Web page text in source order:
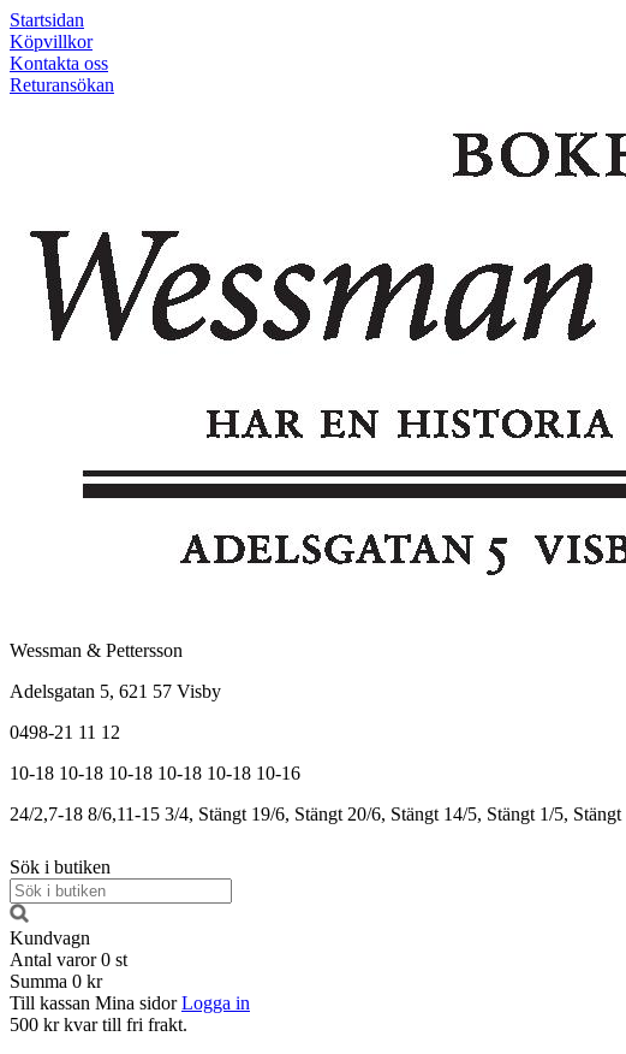
Startsidan
Köpvillkor
Kontakta oss
Returansökan
Wessman & Pettersson
Adelsgatan 5, 621 57 Visby
0498-21 11 12
10-18 10-18 10-18 10-18 10-18 10-16
24/2,7-18 8/6,11-15 3/4, Stängt 19/6, Stängt 20/6, Stängt 14/5, Stängt 1/5, Stängt
Sök i butiken
Kundvagn
Antal varor 0 st
Summa 0 kr
Till kassan Mina sidor Logga in
500 kr kvar till fri frakt.